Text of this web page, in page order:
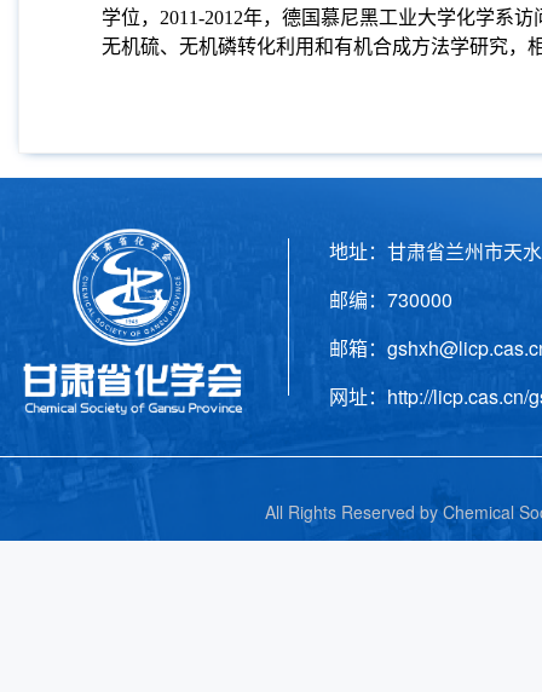
学位，2011-2012年，德国慕尼黑工业大学化学系
无机硫、无机磷转化利用和有机合成方法学研究，
地址：甘肃省兰州市天
邮编：730000 电
邮箱：
网址：http://licp.cas.cn/
All Rights Reserved by Chemical